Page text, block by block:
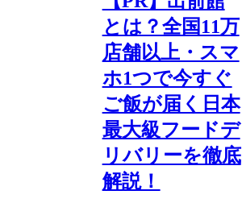
とは？全国11万
店舗以上・スマ
ホ1つで今すぐ
ご飯が届く日本
最大級フードデ
リバリーを徹底
解説！